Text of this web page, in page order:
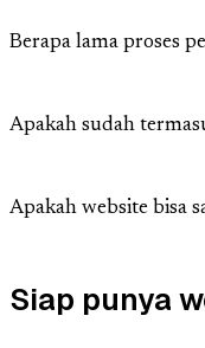
Berapa lama proses
Apakah sudah
Apakah website bisa
Siap punya